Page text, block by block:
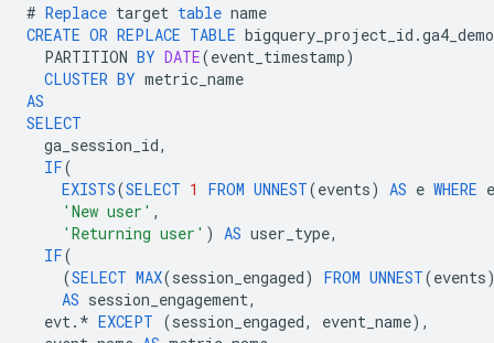
# Replace target table name
CREATE OR REPLACE TABLE bigquery_project_id .
PARTITION BY DATE(event_timestamp)
CLUSTER BY metric_name
AS
SELECT
ga_session_id,
IF(
EXISTS(SELECT 1 FROM UNNEST(events) AS e WHERE e
'New user' ,
'Returning user' ) AS user_type,
IF(
(SELECT MAX(session_engaged) FROM UNNEST(events
AS session_engagement,
evt. * EXCEPT (session_engaged, event_name),